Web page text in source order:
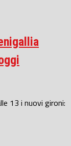
13 i nuovi gironi: